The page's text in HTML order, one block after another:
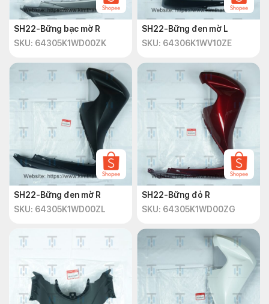
SH22-Bững bạc mờ R
SKU: 64305K1WD00ZK
SH22-Bững đen mờ L
SKU: 64306K1WV10ZE
SH22-Bững đen mờ R
SKU: 64305K1WD00ZL
SH22-Bững đỏ R
SKU: 64305K1WD00ZG